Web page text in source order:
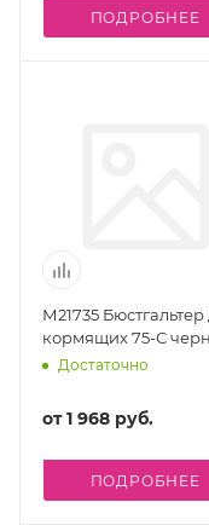
ПОДРОБНЕЕ
М21735 Бюстгальтер
кормящих 75-С
Достаточно
от1 968 руб.
ПОДРОБНЕЕ